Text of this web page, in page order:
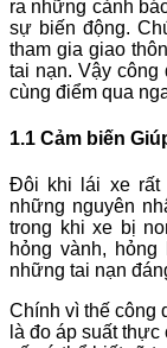
ra những cảnh
sự biến động.
tham gia giao
tai nạn. Vậy công
cùng điểm qua
1.1 Cảm biến
Đôi khi lái xe rất
những nguyên
trong khi xe bị
hỏng vành,
những tai nạn
Chính vì thế công
là đo áp suất